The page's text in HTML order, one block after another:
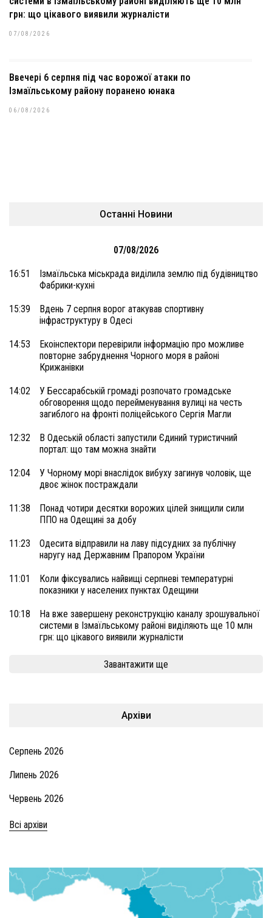
грн: що цікавого виявили журналісти
07/08/2026
Ввечері 6 серпня під час ворожої атаки по
Ізмаїльському району поранено юнака
06/08/2026
Останні Новини
07/08/2026
16:51
Ізмаїльська міськрада виділила землю під будівництво
Фабрики-кухні
15:39
Вдень 7 серпня ворог атакував спортивну
інфраструктуру в Одесі
14:53
Екоінспектори перевірили інформацію про можливе
повторне забруднення Чорного моря в районі
Крижанівки
14:02
У Бессарабській громаді розпочато громадське
обговорення щодо перейменування вулиці на честь
загиблого на фронті поліцейського Сергія Магли
12:32
В Одеській області запустили Єдиний туристичний
портал: що там можна знайти
12:04
У Чорному морі внаслідок вибуху загинув чоловік, ще
двоє жінок постраждали
11:38
Понад чотири десятки ворожих цілей знищили сили
ППО на Одещині за добу
11:23
Одесита відправили на лаву підсудних за публічну
наругу над Державним Прапором України
11:01
Коли фіксувались найвищі серпневі температурні
показники у населених пунктах Одещини
10:18
На вже завершену реконструкцію каналу зрошувальної
системи в Ізмаїльському районі виділяють ще 10 млн
грн: що цікавого виявили журналісти
Завантажити ще
Архіви
Серпень 2026
Липень 2026
Червень 2026
Всі архіви